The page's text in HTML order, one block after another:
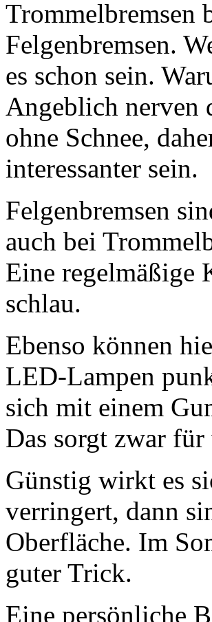
Trommelbremsen
Felgenbremsen.
es schon sein.
Angeblich nerven
ohne Schnee,
interessanter sein.
Felgenbremsen
auch bei
Eine regelmäßige
schlau.
Ebenso können
LED-Lampen
sich mit einem
Das sorgt zwar
Günstig wirkt es
verringert, dann
Oberfläche. Im
guter Trick.
Eine persönliche